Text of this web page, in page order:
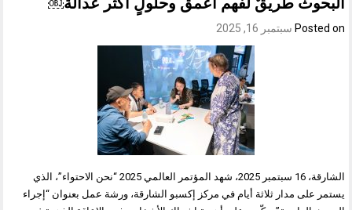
Posted on سبتمبر 16, 2025
الشارقة، 16 سبتمبر 2025، شهد المؤتمر العالمي 2025 “نحن الاحتواء”، الذي
يستمر على مدار ثلاثة أيام في مركز إكسبو الشارقة، ورشة عمل بعنوان “إجراء